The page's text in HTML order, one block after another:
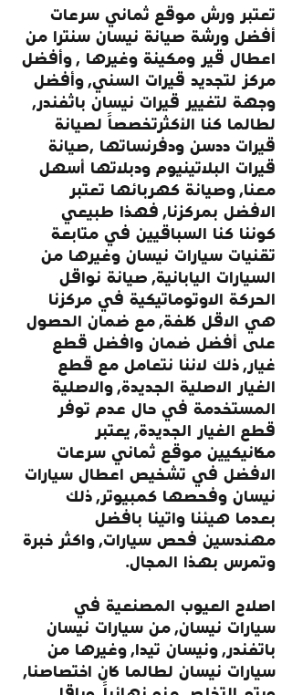
تعتبر ورش موقع ثماني سرعات
أفضل ورشة صيانة نيسان سنترا من
اعطال قير ومكينة وغيرها , وأفضل
مركز لتجديد قيرات السني, وأفضل
وجهة لتغيير قيرات نيسان باثفندر,
لطالما كنا الأكثرتخصصاً لصيانة
قيرات ددسن ودفرنساتها ,صيانة
قيرات البلاتينيوم ودبلاتها أسهل
معنا, وصيانة كهربائها تعتبر
الافضل بمركزنا, فهذا طبيعي
كوننا كنا السباقيين في متابعة
تقنيات سيارات نيسان وغيرها من
السيارات اليابانية, صيانة نواقل
الحركة الاوتوماتيكية في مركزنا
هي الاقل كلفة, مع ضمان الحصول
على أفضل ضمان وافضل قطع
غيار, ذلك لاننا نتعامل مع قطع
الغيار الاصلية الجديدة, والاصلية
المستخدمة في حال عدم توفر
قطع الغيار الجديدة, يعتبر
مكانيكيين موقع ثماني سرعات
الافضل في تشخيص اعطال سيارات
نيسان وفحصها كمبيوتر, ذلك
بعدما هيئنا واتينا بافضل
مهندسين فحص سيارات, واكثر خبرة
وتمرس بهذا المجال.
اصلاح العيوب المصنعية في
سيارات نيسان, من سيارات نيسان
باتفندر, ونيسان تيدا, وغيرها من
سيارات نيسان لطالما كان اختصاصنا,